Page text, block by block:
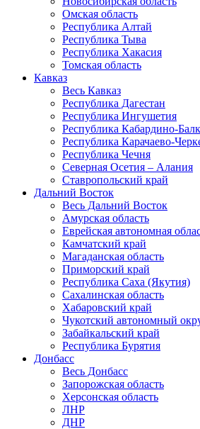
Омская область
Республика Алтай
Республика Тыва
Республика Хакасия
Томская область
Кавказ
Весь Кавказ
Республика Дагестан
Республика Ингушетия
Республика Кабардино-
Республика Карачаево-
Республика Чечня
Северная Осетия – Алания
Ставропольский край
Дальний Восток
Весь Дальний Восток
Амурская область
Еврейская автономная
Камчатский край
Магаданская область
Приморский край
Республика Саха (Якутия)
Сахалинская область
Хабаровский край
Чукотский автономный
Забайкальский край
Республика Бурятия
Донбасс
Весь Донбасс
Запорожская область
Херсонская область
ЛНР
ДНР